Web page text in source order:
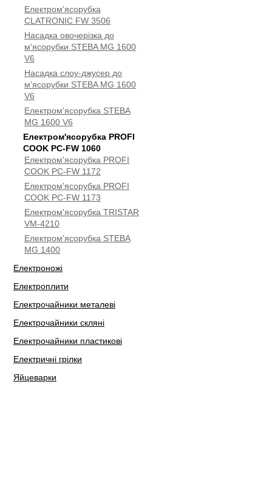
Електром'ясорубка
CLATRONIC FW 3506
Насадка овочерізка до
м'ясорубки STEBA МG 1600
V6
Насадка слоу-джусер до
м'ясорубки STEBA МG 1600
V6
Електром'ясорубка STEBA
МG 1600 V6
Електром'ясорубка PROFI
COOK PC-FW 1060
Електром'ясорубка PROFI
COOK PC-FW 1172
Електром'ясорубка PROFI
COOK PC-FW 1173
Електром'ясорубка TRISTAR
VM-4210
Електром'ясорубка STEBA
МG 1400
Електроножі
Електроплити
Електрочайники металеві
Електрочайники скляні
Електрочайники пластикові
Електричні грілки
Яйцеварки